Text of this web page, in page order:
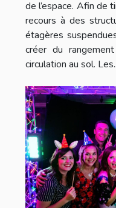
de l’espace. Afin de
recours à des
étagères
créer du
circulation au sol.